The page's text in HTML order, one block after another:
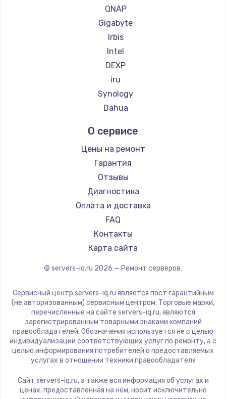
QNAP
Gigabyte
Irbis
Intel
DEXP
iru
Synology
Dahua
О сервисе
Цены на ремонт
Гарантия
Отзывы
Диагностика
Оплата и доставка
FAQ
Контакты
Карта сайта
© servers-iq.ru 2026 — Ремонт серверов.
Сервисный центр servers-iq.ru является пост гарантийным
(не авторизованным) сервисным центром. Торговые марки,
перечисленные на сайте servers-iq.ru, являются
зарегистрированным товарными знаками компаний
правообладателей. Обозначения используется не с целью
индивидуализации соответствующих услуг по ремонту, а с
целью информирования потребителей о предоставляемых
услугах в отношении техники правообладателя
Сайт servers-iq.ru, а также вся информация об услугах и
ценах, предоставленная на нём, носит исключительно